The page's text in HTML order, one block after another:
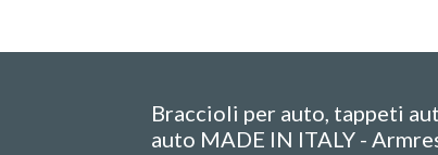
Braccioli per auto, tappeti
auto MADE IN ITALY -